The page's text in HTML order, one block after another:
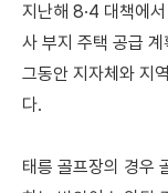
지난해 8·4 대책에
사 부지 주택 공급
그동안 지자체와 지
다.
태릉 골프장의 경우